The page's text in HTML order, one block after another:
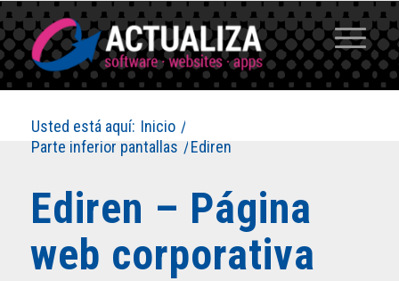
Usted está aquí: Inicio /
Parte inferior pantallas /Ediren
Ediren – Página
web corporativa